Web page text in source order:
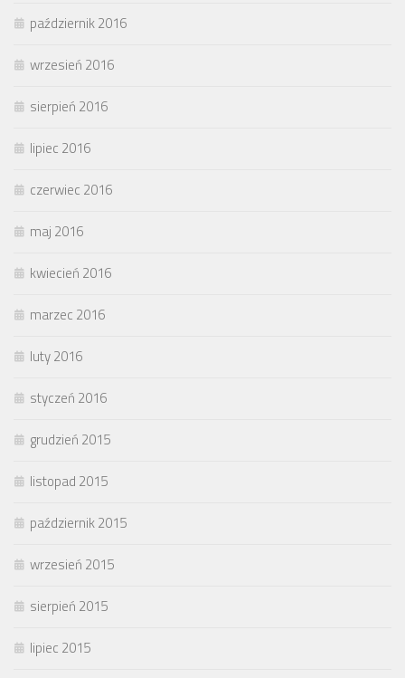
październik 2016
wrzesień 2016
sierpień 2016
lipiec 2016
czerwiec 2016
maj 2016
kwiecień 2016
marzec 2016
luty 2016
styczeń 2016
grudzień 2015
listopad 2015
październik 2015
wrzesień 2015
sierpień 2015
lipiec 2015